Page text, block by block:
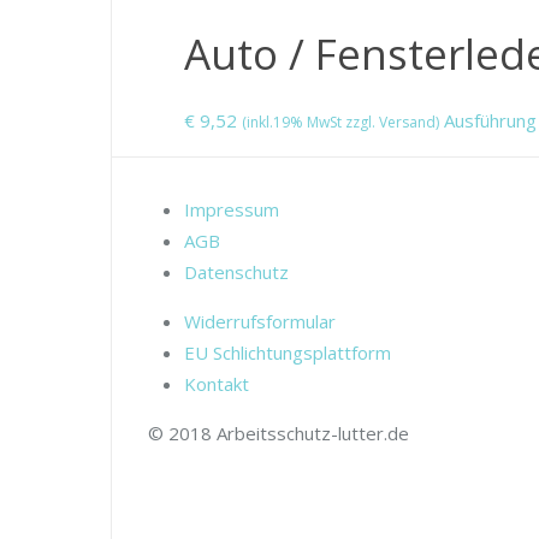
Auto /
€ 9,52 (inkl.19% MwSt zzgl. Versand)
Impressum
AGB
Datenschutz
Widerrufsformular
EU Schlichtungsplattform
Kontakt
© 2018 Arbeitsschutz-lutter.de